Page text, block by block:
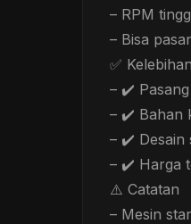
– RPM
– Bisa
✅ Kelebihan
– ✔️
– ✔️ Bahan
– ✔️ Desain
– ✔️ Harga
⚠️ Catatan
– Mesin